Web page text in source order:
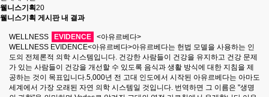
웰니스기획20
웰니스기획 게시판 내 결과
WELLNESS EVIDENCE
<아유르베다>
WELLNESS EVIDENCE<아유르베다>아유르베다는 헌법 모델을 사용하는 인
도의 전체론적 의학 시스템입니다. 건강한 사람들이 건강을 유지하고 건강 문제
가 있는 사람들이 건강을 개선할 수 있도록 음식과 생활 방식에 대한 지침을 제
공하는 것이 목표입니다.5,000년 전 고대 인도에서 시작된 아유르베다는 아마도
세계에서 가장 오래된 자연 의학 시스템일 것입니다. 번역하면 그 이름은 "생명